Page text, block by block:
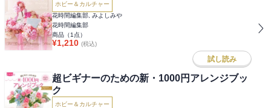
ホビー＆カルチャー
花時間編集部, みよしみや
花時間編集部
商品（1 点）
¥1,210 (税込)
試し読み
超ビギナーのための新・1000円アレンジブッ
ク
ホビー＆カルチャー